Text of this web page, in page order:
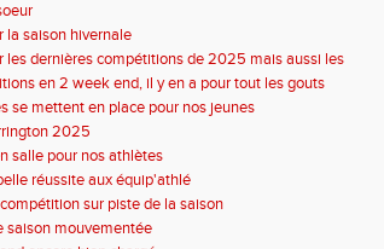
la saison hivernale
les dernières compétitions de 2025 mais aussi les
de 2026en 2 week end, il y en a pour tout les gouts
se mettent en place pour nos jeunes
2025
salle pour nos athlètes
réussite aux équip'athlé
sur piste de la saison
saison mouvementée